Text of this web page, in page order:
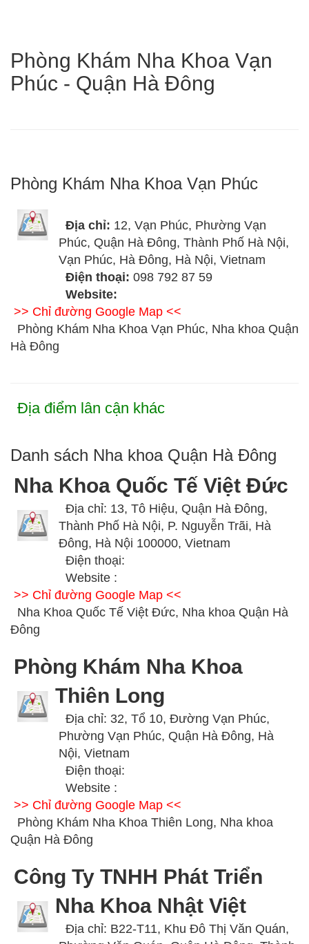
Phòng Khám Nha Khoa Vạn
Phúc - Quận Hà Đông
Phòng Khám Nha Khoa Vạn Phúc
Địa chỉ: 12, Vạn Phúc, Phường Vạn
Phúc, Quận Hà Đông, Thành Phố Hà Nội,
Vạn Phúc, Hà Đông, Hà Nội, Vietnam
Điện thoại: 098 792 87 59
Website:
>> Chỉ đường Google Map <<
Phòng Khám Nha Khoa Vạn Phúc, Nha khoa Quận
Hà Đông
Địa điểm lân cận khác
Danh sách Nha khoa Quận Hà Đông
Nha Khoa Quốc Tế Việt Đức
Địa chỉ: 13, Tô Hiệu, Quận Hà Đông,
Thành Phố Hà Nội, P. Nguyễn Trãi, Hà
Đông, Hà Nội 100000, Vietnam
Điện thoại:
Website :
>> Chỉ đường Google Map <<
Nha Khoa Quốc Tế Việt Đức, Nha khoa Quận Hà
Đông
Phòng Khám Nha Khoa
Thiên Long
Địa chỉ: 32, Tổ 10, Đường Vạn Phúc,
Phường Vạn Phúc, Quận Hà Đông, Hà
Nội, Vietnam
Điện thoại:
Website :
>> Chỉ đường Google Map <<
Phòng Khám Nha Khoa Thiên Long, Nha khoa
Quận Hà Đông
Công Ty TNHH Phát Triển
Nha Khoa Nhật Việt
Địa chỉ: B22-T11, Khu Đô Thị Văn Quán,